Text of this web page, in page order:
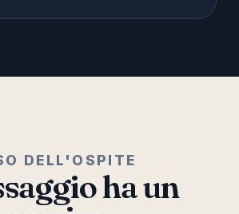
DELL'OSPITE
ha un